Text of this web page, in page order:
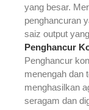
yang besar.
penghancuran
saiz output
Penghancur
Penghancur
menengah dan
menghasilkan
seragam dan